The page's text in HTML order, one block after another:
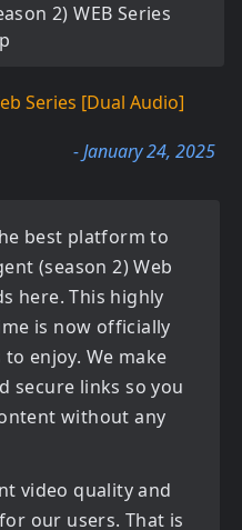
2) WEB Series
Series [Dual Audio]
- January 24, 2025
best platform to
(season 2) Web
here. This highly
is now officially
enjoy. We make
secure links so you
without any
video quality and
our users. That is